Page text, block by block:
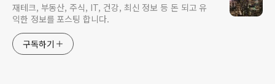
재테크, 부동산, 주식, IT, 건강, 최신 정보 등 돈 되고 유
익한 정보를 포스팅 합니다.
구독하기